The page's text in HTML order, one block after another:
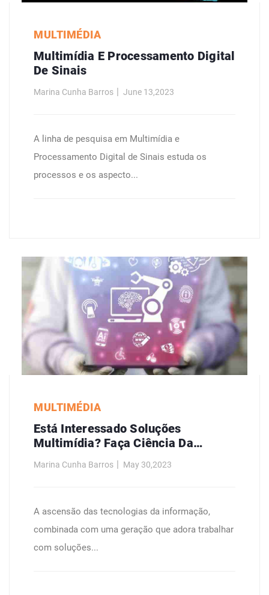
MULTIMÉDIA
Multimídia E Processamento Digital
De Sinais
Marina Cunha Barros June 13,2023
A linha de pesquisa em Multimídia e
Processamento Digital de Sinais estuda os
processos e os aspecto...
MULTIMÉDIA
Está Interessado Soluções
Multimídia? Faça Ciência Da
Marina Cunha Barros May 30,2023
A ascensão das tecnologias da informação,
combinada com uma geração que adora trabalhar
com soluções...